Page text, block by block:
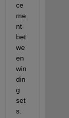
ce
me
nt
bet
we
en
win
din
g
set
s.